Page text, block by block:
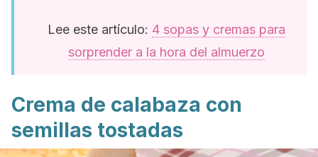
Lee este artículo: 4 sopas y cremas para
sorprender a la hora del almuerzo
Crema de calabaza con
semillas tostadas